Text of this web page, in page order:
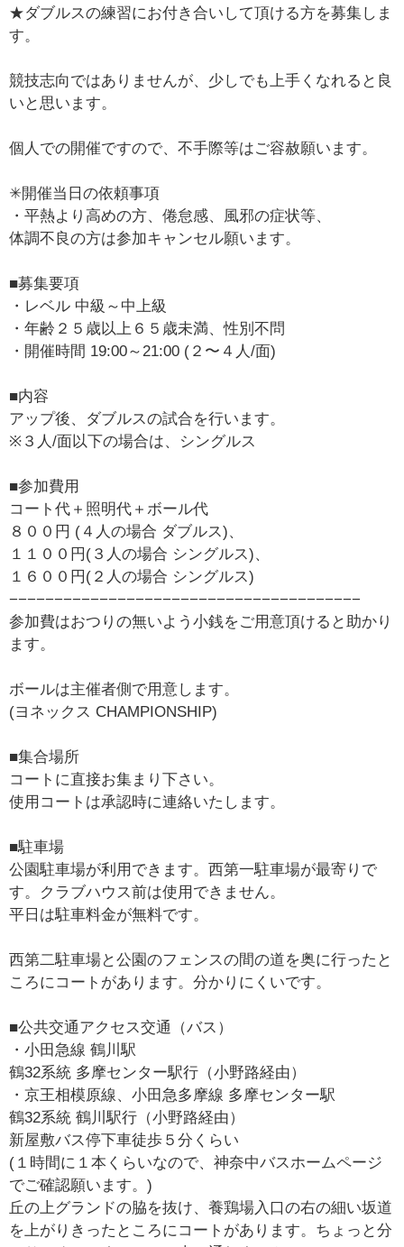
★ダブルスの練習にお付き合いして頂ける方を募集しま
す。
競技志向ではありませんが、少しでも上手くなれると良
いと思います。
個人での開催ですので、不手際等はご容赦願います。
✳開催当日の依頼事項
・平熱より高めの方、倦怠感、風邪の症状等、
体調不良の方は参加キャンセル願います。
■募集要項
・レベル 中級～中上級
・年齢２５歳以上６５歳未満、性別不問
・開催時間 19:00～21:00 (２〜４人/面)
■内容
アップ後、ダブルスの試合を行います。
※３人/面以下の場合は、シングルス
■参加費用
コート代＋照明代＋ボール代
８００円 (４人の場合 ダブルス)、
１１００円(３人の場合 シングルス)、
１６００円(２人の場合 シングルス)
−−−−−−−−−−−−−−−−−−−−−−−−−−−−−−−−−−−−−−−
参加費はおつりの無いよう小銭をご用意頂けると助かり
ます。
ボールは主催者側で用意します。
(ヨネックス CHAMPIONSHIP)
■集合場所
コートに直接お集まり下さい。
使用コートは承認時に連絡いたします。
■駐車場
公園駐車場が利用できます。西第一駐車場が最寄りで
す。クラブハウス前は使用できません。
平日は駐車料金が無料です。
西第二駐車場と公園のフェンスの間の道を奥に行ったと
ころにコートがあります。分かりにくいです。
■公共交通アクセス交通（バス）
・小田急線 鶴川駅
鶴32系統 多摩センター駅行（小野路経由）
・京王相模原線、小田急多摩線 多摩センター駅
鶴32系統 鶴川駅行（小野路経由）
新屋敷バス停下車徒歩５分くらい
(１時間に１本くらいなので、神奈中バスホームページ
でご確認願います。)
丘の上グランドの脇を抜け、養鶏場入口の右の細い坂道
を上がりきったところにコートがあります。ちょっと分